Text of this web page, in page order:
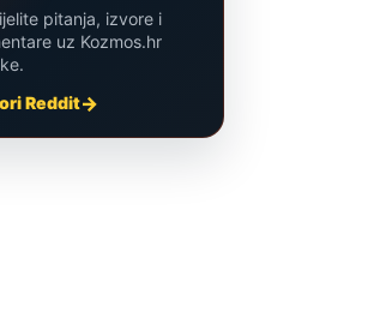
pitanja, izvore i
uz Kozmos.hr
Reddit